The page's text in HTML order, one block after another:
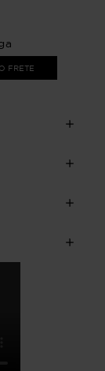
FRETE